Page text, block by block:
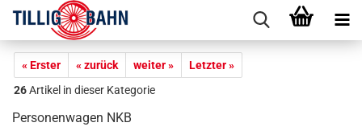
« Erster « zurück weiter »
Letzter »
26Artikel in dieser Kategorie
Personenwagen NKB